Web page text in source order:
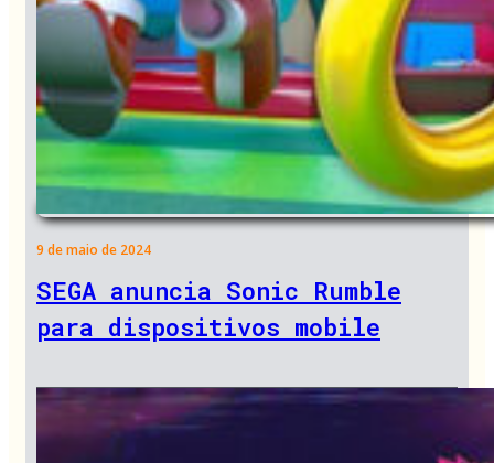
9 de maio de 2024
SEGA anuncia Sonic Rumble
para dispositivos mobile